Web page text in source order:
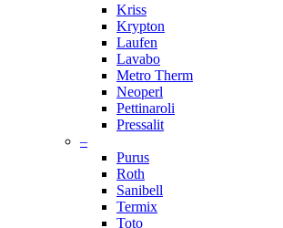
Kriss
Krypton
Laufen
Lavabo
Metro Therm
Neoperl
Pettinaroli
Pressalit
–
Purus
Roth
Sanibell
Termix
Toto